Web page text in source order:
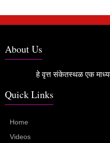
About Us
हे वृत्त संकेतस्थळ एक
Quick Links
Home
Videos